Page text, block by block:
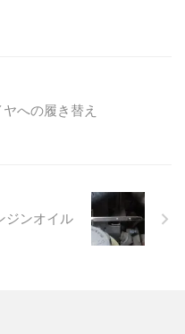
への履き替え
ジンオイル